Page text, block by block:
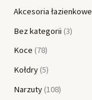
Akcesoria łazienkowe
Bez kategorii 3
Koce 78
Kołdry 5
Narzuty 108